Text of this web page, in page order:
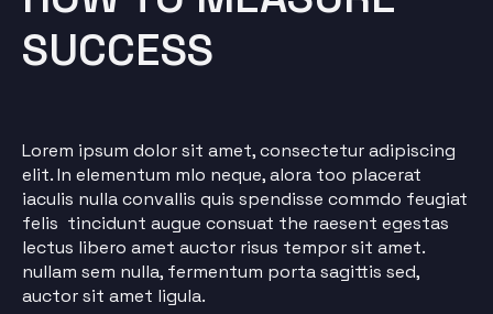
SUCCESS
Lorem ipsum dolor sit amet, consectetur adipiscing
elit. In elementum mlo neque, alora too placerat
iaculis nulla convallis quis spendisse commdo feugiat
felis tincidunt augue consuat the raesent egestas
lectus libero amet auctor risus tempor sit amet.
nullam sem nulla, fermentum porta sagittis sed,
auctor sit amet ligula.